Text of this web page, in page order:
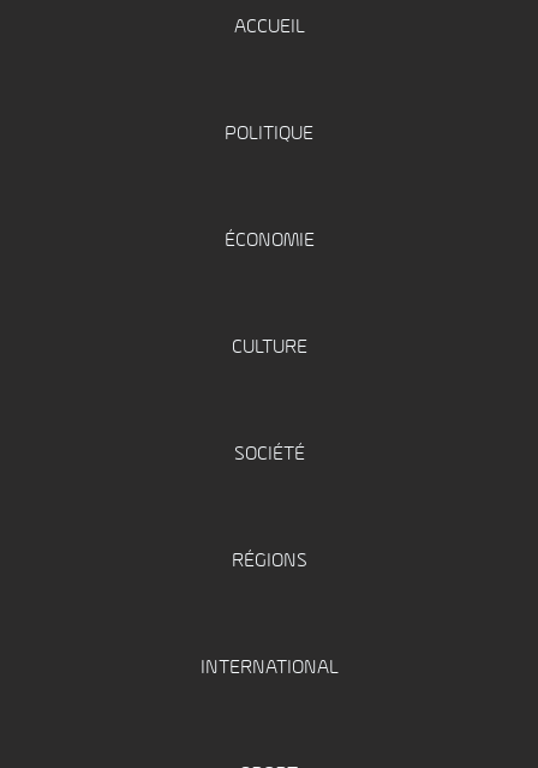
ACCUEIL
POLITIQUE
ÉCONOMIE
CULTURE
SOCIÉTÉ
RÉGIONS
INTERNATIONAL